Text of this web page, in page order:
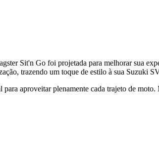
Sit'n Go foi projetada para melhorar sua
trazendo um toque de estilo à sua Suzuki
aproveitar plenamente cada trajeto de